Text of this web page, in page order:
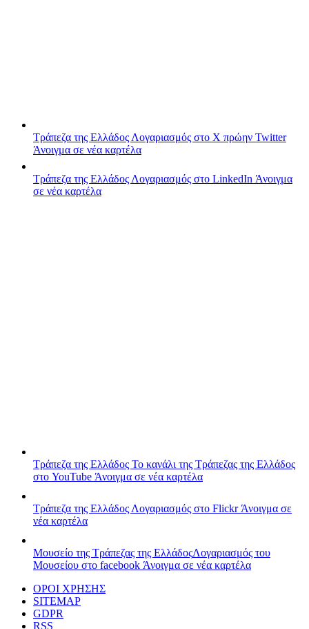
Τράπεζα της Ελλάδος Λογαριασμός στο X πρώην Twitter
Άνοιγμα σε νέα καρτέλα
Τράπεζα της Ελλάδος Λογαριασμός στο LinkedIn Άνοιγμα
σε νέα καρτέλα
Τράπεζα της Ελλάδος Το κανάλι της Τράπεζας της Ελλάδος
στο YouTube Άνοιγμα σε νέα καρτέλα
Τράπεζα της ΕλλάδοςΛογαριασμός στο FlickrΆνοιγμα σε
νέα καρτέλα
Μουσείο της Τράπεζας της ΕλλάδοςΛογαριασμός του
Μουσείου στο facebook Άνοιγμα σε νέα καρτέλα
ΟΡΟΙ ΧΡΗΣΗΣ
SITEMAP
GDPR
RSS